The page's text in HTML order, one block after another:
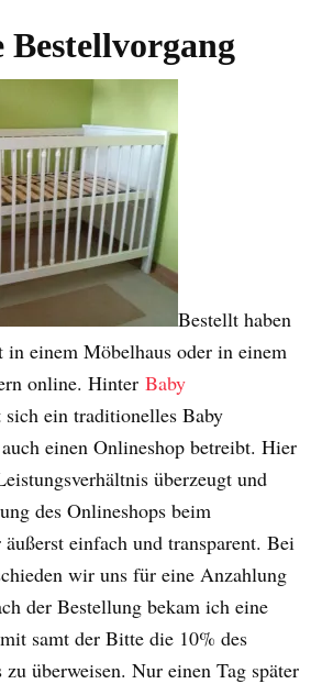
Bestellvorgang
Bestellt haben
in einem Möbelhaus oder in einem
online. Hinter Baby
sich ein traditionelles Baby
einen Onlineshop betreibt. Hier
überzeugt und
des Onlineshops beim
einfach und transparent. Bei
wir uns für eine Anzahlung
der Bestellung bekam ich eine
samt der Bitte die 10% des
zu überweisen. Nur einen Tag später